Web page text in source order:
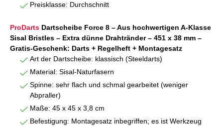
Preisklasse: Durchschnitt
ProDarts Dartscheibe Force 8 – Aus hochwertigen A-Klasse
Sisal Bristles – Extra dünne Drahtränder – 451 x 38 mm –
Gratis-Geschenk: Darts + Regelheft + Montagesatz
Art der Dartscheibe: klassisch (Steeldarts)
Material: Sisal-Naturfasern
Spinne: sehr flach und schmal gearbeitet (weniger
Abpraller)
Maße: 45 x 45 x 3,8 cm
Befestigung: Montagesatz inbegriffen; es ist Werkzeug